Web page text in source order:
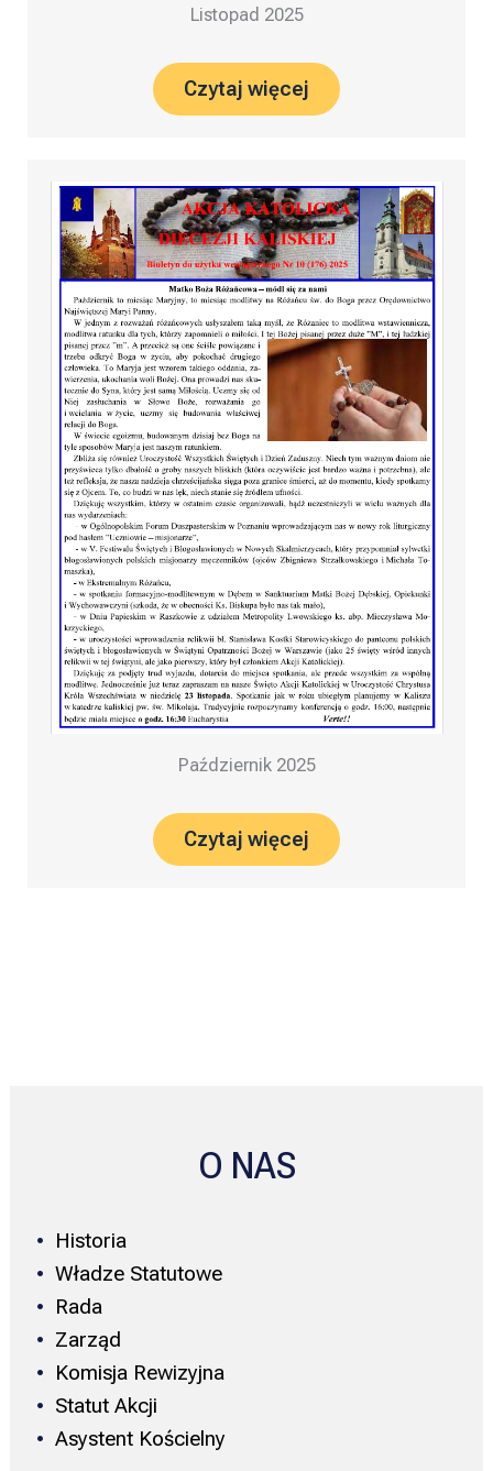
Listopad 2025
Czytaj więcej
Październik 2025
Czytaj więcej
O NAS
Historia
Władze Statutowe
Rada
Zarząd
Komisja Rewizyjna
Statut Akcji
Asystent Kościelny